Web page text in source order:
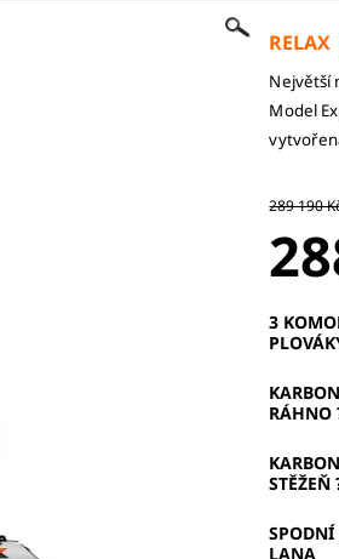
Největší
Model
289 190
3
RÁHNO
STĚŽEŇ
LANA